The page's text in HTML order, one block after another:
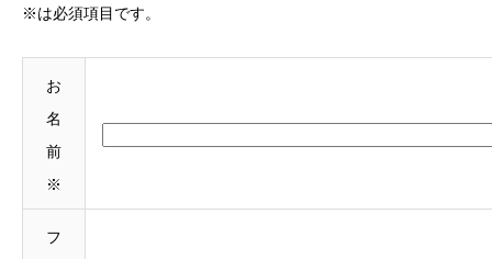
※は必須項目です。
お
名
前
※
フ